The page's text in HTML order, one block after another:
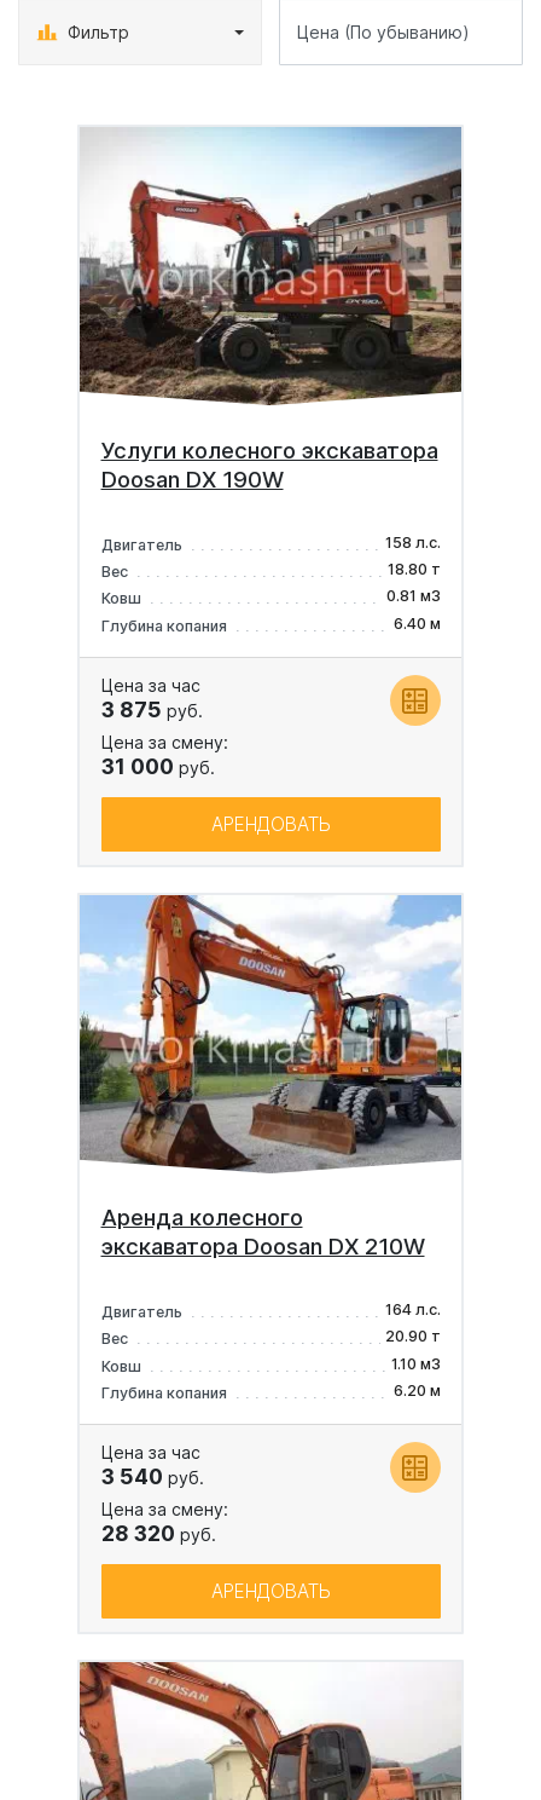
Фильтр
Услуги колесного экскаватора
Doosan DX 190W
Двигатель
158 л.с.
Вес
18.80 т
Ковш
0.81 м3
Глубина копания
6.40 м
Цена за час
3 875 руб.
Цена за смену:
31 000 руб.
АРЕНДОВАТЬ
Аренда колесного
экскаватора Doosan DX 210W
Двигатель
164 л.с.
Вес
20.90 т
Ковш
1.10 м3
Глубина копания
6.20 м
Цена за час
3 540 руб.
Цена за смену:
28 320 руб.
АРЕНДОВАТЬ